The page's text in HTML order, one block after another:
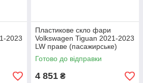
2023
Пластикове скло фари
Volkswagen Tiguan 2021-2023
LW праве (пасажирське)
Готово до відправки
4 851 ₴